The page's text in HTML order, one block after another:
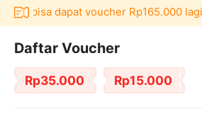
bisa dapat voucher Rp165.000 lagi
Daftar Voucher
Rp35.000 Rp15.000